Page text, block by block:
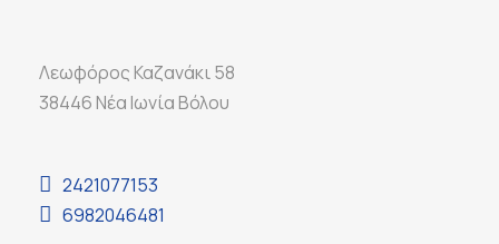
Λεωφόρος Καζανάκι 58
38446 Νέα Ιωνία Βόλου
2421077153
6982046481